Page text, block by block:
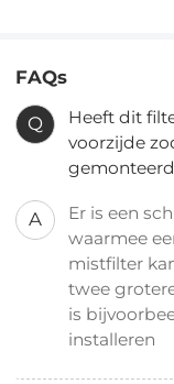
FAQs
Q
Heeft dit
voorzijde
A
Er is een
waarmee
mistfilter
twee
is
installeren